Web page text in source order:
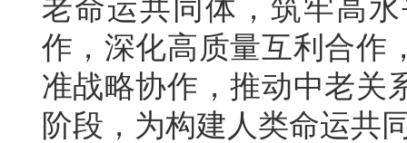
老命运共同体，筑牢高
作，深化高质量互利合作
准战略协作，推动中老关
阶段，为构建人类命运共